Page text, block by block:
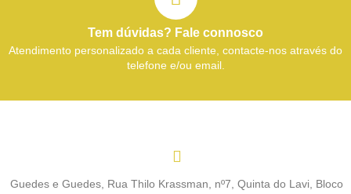
Tem dúvidas? Fale connosco
Atendimento personalizado a cada cliente, contacte-nos através do
telefone e/ou email.
Guedes e Guedes, Rua Thilo Krassman, nº7, Quinta do Lavi, Bloco